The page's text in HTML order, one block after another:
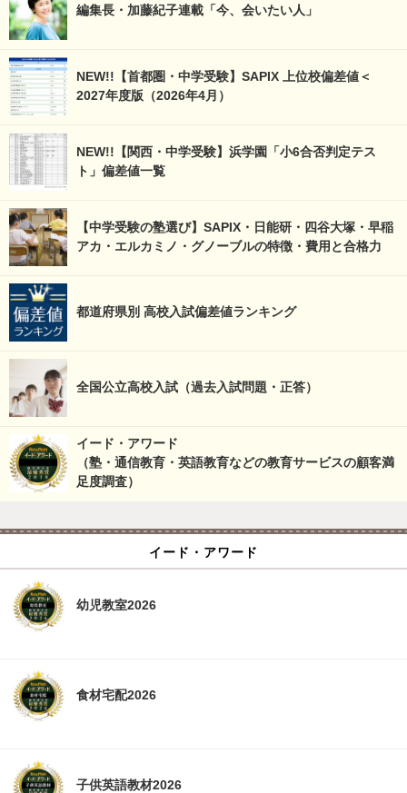
編集長・加藤紀子連載「今、会いたい人」
NEW!!【首都圏・中学受験】SAPIX 上位校偏差値＜
2027年度版（2026年4月）
NEW!!【関西・中学受験】浜学園「小6合否判定テス
ト」偏差値一覧
【中学受験の塾選び】SAPIX・日能研・四谷大塚・早稲
アカ・エルカミノ・グノーブルの特徴・費用と合格力
都道府県別 高校入試偏差値ランキング
全国公立高校入試（過去入試問題・正答）
イード・アワード
（塾・通信教育・英語教育などの教育サービスの顧客満
足度調査）
イード・アワード
幼児教室2026
食材宅配2026
子供英語教材2026